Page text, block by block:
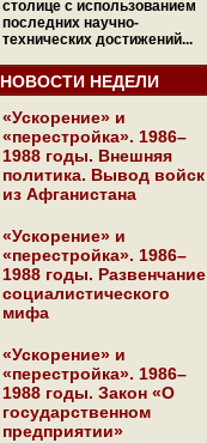
столице с использованием
последних научно-
технических достижений...
НОВОСТИ НЕДЕЛИ
«Ускорение» и
«перестройка». 1986–
1988 годы. Внешняя
политика. Вывод войск
из Афганистана
«Ускорение» и
«перестройка». 1986–
1988 годы. Развенчание
социалистического
мифа
«Ускорение» и
«перестройка». 1986–
1988 годы. Закон «О
государственном
предприятии»